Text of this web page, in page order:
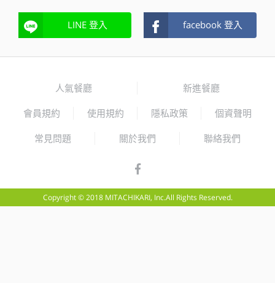
LINE 登入 facebook 登入
人氣餐廳 新進餐廳
會員規約 使用規約 隱私政策 個資聲明
常見問題 關於我們 聯絡我們
Copyright © 2018 MITACHIKARI, Inc.All Rights Reserved.